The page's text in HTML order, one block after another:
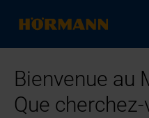
Bienvenue au
Que cherchez-